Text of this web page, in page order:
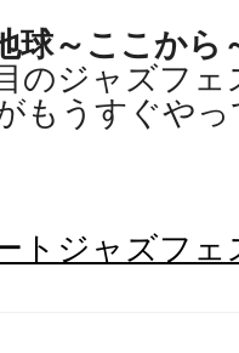
球～ここから
のジャズフ
もうすぐや
トジャズフ